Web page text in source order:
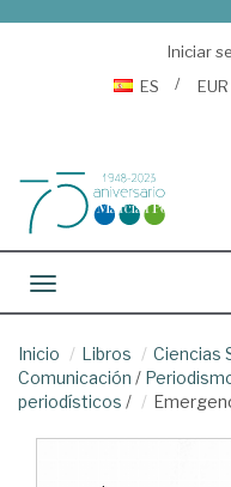
Iniciar
ES
EUR
Toggle navigation
Inicio Libros Ciencias
Comunicación /
periodísticos /